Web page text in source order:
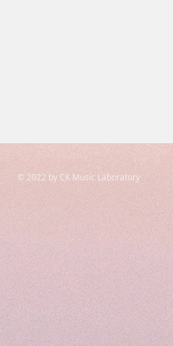
© 2022 by CK Music Laboratory